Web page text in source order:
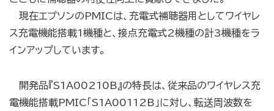
現在エプソンのPMICは、充電式補聴器用としてワイヤレ
ス充電機能搭載1機種と、接点充電式2機種の計3機種をラ
インアップしています。
開発品『S1A00210B』の特長は、従来品のワイヤレス充
電機能搭載PMIC「S1A00112B」に対し、転送周波数を